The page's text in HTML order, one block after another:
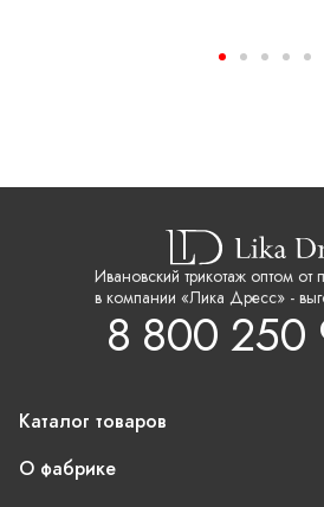
Ивановский трикотаж оптом от
в компании «Лика Дресс» -
8 800 250
Каталог товаров
О фабрике